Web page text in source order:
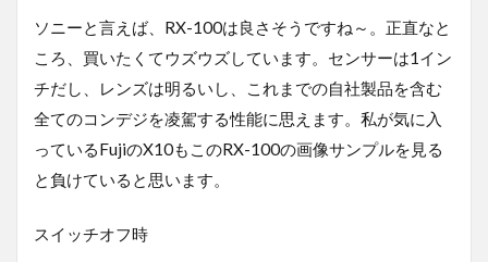
ソニーと言えば、RX-100は良さそうですね～。正直なと
ころ、買いたくてウズウズしています。センサーは1イン
チだし、レンズは明るいし、これまでの自社製品を含む
全てのコンデジを凌駕する性能に思えます。私が気に入
っているFujiのX10もこのRX-100の画像サンプルを見る
と負けていると思います。
スイッチオフ時